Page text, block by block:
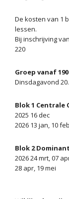
De kosten van 1
lessen.
Bij inschrijving
220
Groep vanaf
Dinsdagavond
Blok 1 Centrale
2025 16 dec
2026 13 jan, 10
Blok 2
2026 24 mrt, 07
28 apr, 19 mei